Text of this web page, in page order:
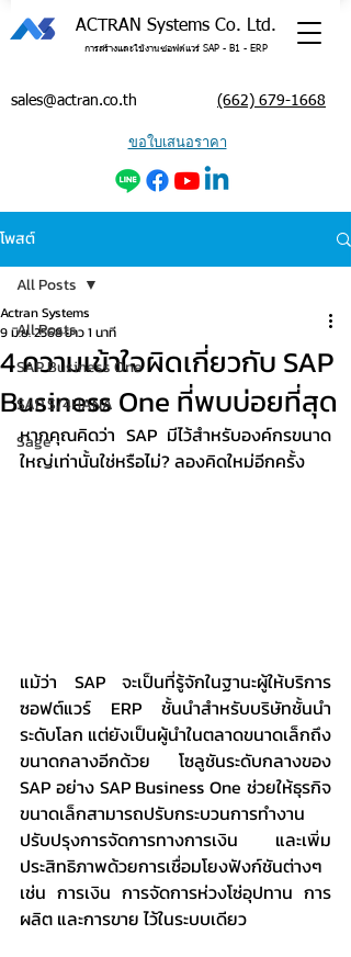
ACTRAN Systems Co. Ltd.
การสร้างและใช้งานซอฟต์แวร์ SAP - B1 - ERP
sales@actran.co.th (662) 679-1668
ขอใบเสนอราคา
โพสต์
All Posts
SAP Business One
SAP S/4HANA
Sage
All Posts
4 ความเข้าใจผิดเกี่ยวกับ SAP
Business One ที่พบบ่อยที่สุด
Actran Systems
9 มิ.ย. 2568ยาว 1 นาที
หากคุณคิดว่า SAP มีไว้สำหรับองค์กรขนาด
ใหญ่เท่านั้นใช่หรือไม่? ลองคิดใหม่อีกครั้ง
แม้ว่า SAP จะเป็นที่รู้จักในฐานะผู้ให้บริการ
ซอฟต์แวร์ ERP ชั้นนำสำหรับบริษัทชั้นนำ
ระดับโลก แต่ยังเป็นผู้นำในตลาดขนาดเล็กถึง
ขนาดกลางอีกด้วย โซลูชันระดับกลางของ
SAP อย่าง SAP Business One ช่วยให้ธุรกิจ
ขนาดเล็กสามารถปรับกระบวนการทำงาน
ปรับปรุงการจัดการทางการเงิน และเพิ่ม
ประสิทธิภาพด้วยการเชื่อมโยงฟังก์ชันต่างๆ
เช่น การเงิน การจัดการห่วงโซ่อุปทาน การ
ผลิต และการขาย ไว้ในระบบเดียว